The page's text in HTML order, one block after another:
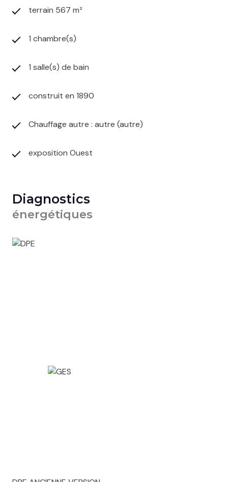
terrain 567 m²
1 chambre(s)
1 salle(s) de bain
construit en 1890
Chauffage autre : autre (autre)
exposition Ouest
Diagnostics
énergétiques